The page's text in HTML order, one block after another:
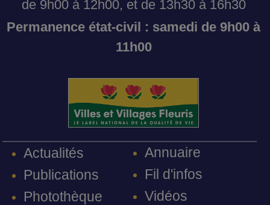
de 9h00 à 12h00, et de 13h30 à 16h30
Permanence état-civil : samedi de 9h00 à
11h00
Actualités
Publications
Photothèque
Annuaire
Fil d'infos
Vidéos